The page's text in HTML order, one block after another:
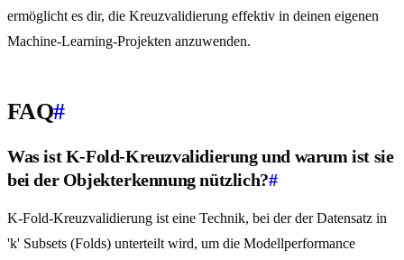
ermöglicht es dir, die Kreuzvalidierung effektiv in deinen eigenen
Machine-Learning-Projekten anzuwenden.
FAQ#
Was ist K-Fold-Kreuzvalidierung und warum ist sie
bei der Objekterkennung nützlich?#
K-Fold-Kreuzvalidierung ist eine Technik, bei der der Datensatz in
'k' Subsets (Folds) unterteilt wird, um die Modellperformance